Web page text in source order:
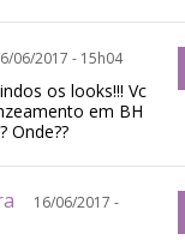
06/2017 - 15h04
os looks!!! Vc
em BH
Onde??
16/06/2017 -